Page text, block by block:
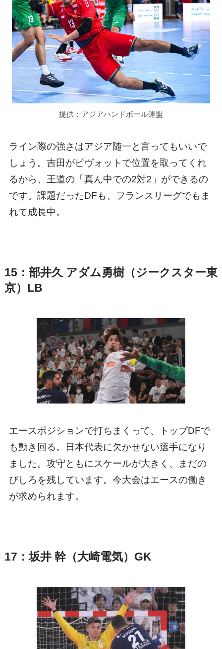
提供：アジアハンドボール連盟
ライン際の強さはアジア随一と言ってもいいで
しょう。吉田がピヴォットで位置を取ってくれ
るから、王道の「真ん中での2対2」ができるの
です。課題だったDFも、フランスリーグでもま
れて成長中。
15：部井久 アダム勇樹（ジークスター東
京）LB
エースポジションで打ちまくって、トップDFで
も動き回る。日本代表に欠かせない選手になり
ました。攻守ともにスケールが大きく、まだの
びしろを残しています。今大会はエースの働き
が求められます。
17：坂井 幹（大崎電気）GK